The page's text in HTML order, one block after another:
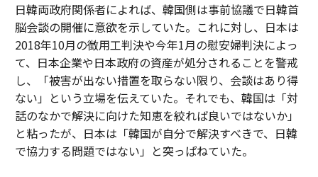
日韓両政府関係者によれば、韓国側は事前協議で日韓首
脳会談の開催に意欲を示していた。これに対し、日本は
2018年10月の徴用工判決や今年1月の慰安婦判決によっ
て、日本企業や日本政府の資産が処分されることを警戒
し、「被害が出ない措置を取らない限り、会談はあり得
ない」という立場を伝えていた。それでも、韓国は「対
話のなかで解決に向けた知恵を絞れば良いではないか」
と粘ったが、日本は「韓国が自分で解決すべきで、日韓
で協力する問題ではない」と突っぱねていた。